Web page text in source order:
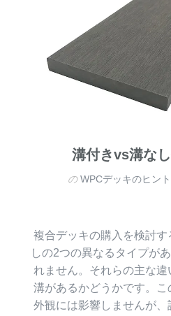
溝付きvs溝な
のWPCデッキのヒント
複合デッキの購入を検討
しの2つの異なるタイプが
れません。それらの主な
溝があるかどうかです。
外観には影響しませんが